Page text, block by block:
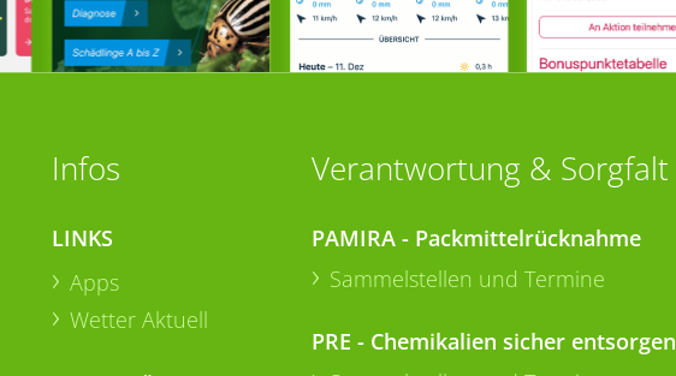
Infos
LINKS
Apps
Wetter Aktuell
Verantwortung & Sorgfalt
PAMIRA - Packmittelrücknahme
Sammelstellen und Termine
PRE - Chemikalien sicher entsorgen